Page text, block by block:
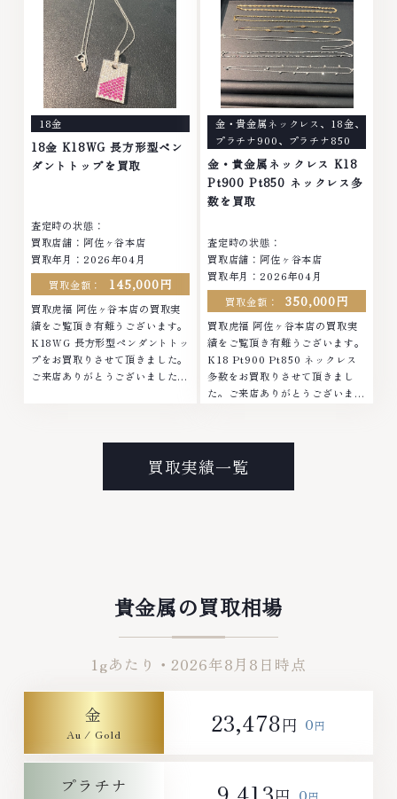
金・プラチナ等のアクセサリー・
貴金属・宝石・ダイヤモンド・ジ
ュエリーや ブランド品・時計等
は特に自信を持って、高額査定を
実現しております。 古くて使わ
なくなってしまったアクセサリ
ー、動かなくなってしまった腕時
計、多くのお品物の高価買取りを
実現しており、他店ではお値段の
付かなかったお品物でも、一点一
～19:00定休日: 年中無休
ナ等のアクセサリー・貴金属・宝
石・ダイヤモンド・ジュエリーや
ブランド品・時計等は特に自信を
持って、高額査定を実現しており
ます。 古くて使わなくなってし
まったアクセサリー、動かなくな
ってしまった腕時計、多くのお品
物の高価買取りを実現しており、
他店ではお値段の付かなかったお
品物でも、一点一点丁寧に無料で
査定します。お気軽にご連絡くだ
さい。TEL: 0120-959-764営
業時間: 10:00～19:00定休日: 年
18金
18金 K18WG 長方形型ペン
ダントトップを買取
査定時の状態：
買取店舗：阿佐ヶ谷本店
買取年月：2026年04月
買取金額：
145,000円
買取虎福 阿佐ヶ谷本店の買取実
績をご覧頂き有難うございます。
K18WG 長方形型ペンダントトッ
プをお買取りさせて頂きました。
ご来店ありがとうございました。
ら、お任せくださいなかでも金・
プラチナ等のアクセサリー・貴金
属・宝石・ダイヤモンド・ジュエ
リーや ブランド品・時計等は特
ており、他店ではお値段の付かな
かったお品物でも、一点一点丁寧
959-764営業時間: 10:00～
金・貴金属ネックレス 、 18金、
プラチナ900、 プラチナ850
金・貴金属ネックレス K18
Pt900 Pt850 ネックレス多
数を買取
査定時の状態：
買取店舗：阿佐ヶ谷本店
買取年月：2026年04月
買取金額：
350,000円
買取虎福 阿佐ヶ谷本店の買取実
績をご覧頂き有難うございます。
K18 Pt900 Pt850 ネックレス
多数をお買取りさせて頂きまし
た。ご来店ありがとうございまし
ブランド衣類 お酒買取りのこと
なら、お任せくださいなかでも
金・プラチナ等のアクセサリー・
貴金属・宝石・ダイヤモンド・ジ
計、多くのお品物の高価買取りを
実現しており、他店ではお値段の
軽にご連絡ください。TEL:
買取実績一覧
貴金属の買取相場
1gあたり・2026年8月8日 時点
金 23,478円 0円
プラチナ 0円